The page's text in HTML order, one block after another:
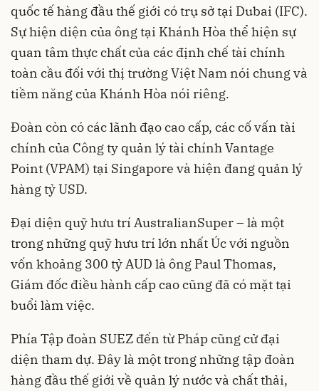
quốc tế hàng đầu thế giới có trụ sở tại Dubai (IFC).
Sự hiện diện của ông tại Khánh Hòa thể hiện sự
quan tâm thực chất của các định chế tài chính
toàn cầu đối với thị trường Việt Nam nói chung và
tiềm năng của Khánh Hòa nói riêng.
Đoàn còn có các lãnh đạo cao cấp, các cố vấn tài
chính của Công ty quản lý tài chính Vantage
Point (VPAM) tại Singapore và hiện đang quản lý
hàng tỷ USD.
Đại diện quỹ hưu trí AustralianSuper – là một
trong những quỹ hưu trí lớn nhất Úc với nguồn
vốn khoảng 300 tỷ AUD là ông Paul Thomas,
Giám đốc điều hành cấp cao cũng đã có mặt tại
buổi làm việc.
Phía Tập đoàn SUEZ đến từ Pháp cũng cử đại
diện tham dự. Đây là một trong những tập đoàn
hàng đầu thế giới về quản lý nước và chất thải,